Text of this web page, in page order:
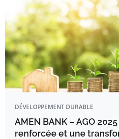
DÉVELOPPEMENT DURABLE
AMEN BANK – AGO
renforcée et une